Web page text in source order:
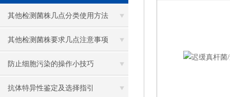
其他检测菌株几点分类使用方法
其他检测菌株要求几点注意事项
防止细胞污染的操作小技巧
抗体特异性鉴定及选择指引